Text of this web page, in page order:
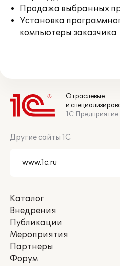
Продажа выбранных
Установка
компьютеры заказчика
Отраслевые
и
1С:Предприятие
Другие сайты 1С
Каталог
Внедрения
Публикации
Мероприятия
Партнеры
Форум